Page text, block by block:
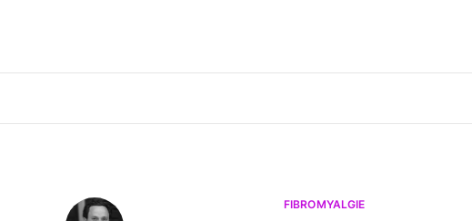
FIBROMYALGIE